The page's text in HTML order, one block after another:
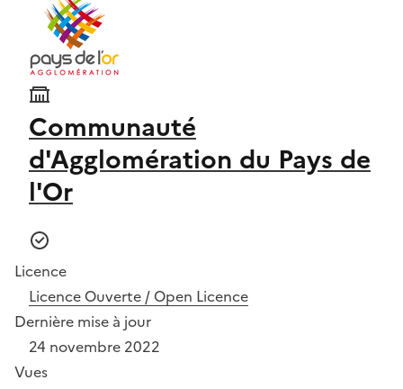
Communauté
d'Agglomération du Pays de
l'Or
Licence
Licence Ouverte / Open Licence
Dernière mise à jour
24 novembre 2022
Vues